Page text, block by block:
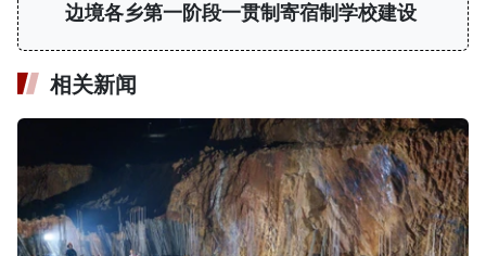
边境各乡第一阶段一贯制寄宿制学校建设
相关新闻